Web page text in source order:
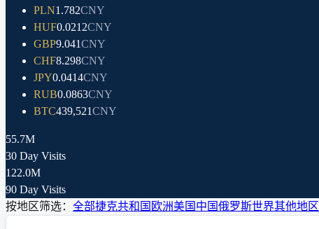
PLN1.782CNY
HUF0.0212CNY
GBP9.041CNY
CHF8.298CNY
JPY0.0414CNY
RUB0.0863CNY
BTC439,521CNY
55.7M
30 Day Visits
122.0M
90 Day Visits
按地区筛选： 全部捷克共和国 欧洲美国 中国俄罗斯世界其他地区